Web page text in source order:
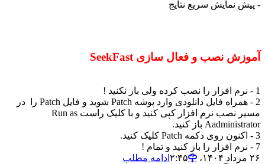
- پیش نمایش سریع نتایج
آموزش نصب و فعال سازی SeekFast
1 - نرم افزار را نصب کرده ولی باز نکنید !
2 - همراه فایل دانلودی وارد پوشه Patch شوید و فایل Patch را در
مسیر نصب نرم افزار کپی کنید و با کلیک راست Run as
Aadministrator باز کنید.
3 - اکنون روی دکمه Patch کلیک کنید.
7 - نرم افزار را باز کنید و تمام !
۲۶ مرداد ۱۴۰۴،‏ ۲:۴۵
ادامه مطلب